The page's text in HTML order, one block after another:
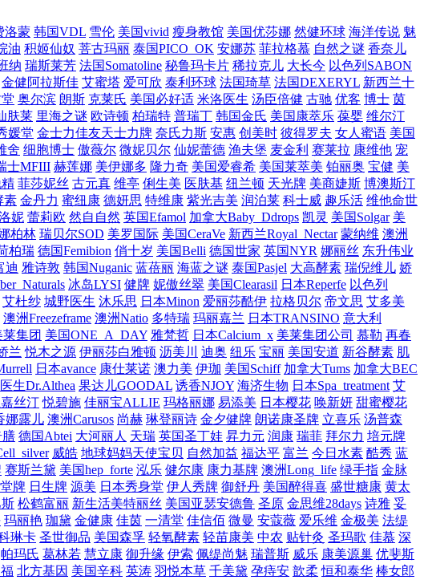
洛蒙 韩国VDL 雪伦 美国vivid 瘦身教馆 美国优莎娜 然健环球 海洋传说 魅
油 积姬仙奴 菩古玛丽 泰国PICO_OK 安娜苏 菲拉格慕 自然之谜 香奈儿
纳 瑞斯莱芳 法国Somatoline 秘鲁玛卡片 稀拉克儿 大长今 以色列SABON
金健阿拉斯佳 艾蜜塔 爱可欣 泰利环球 法国琦草 法国DEXERYL 新西兰十
奥尔滨 朗斯 克莱氏 美国必好适 米洛医生 汤臣倍健 古驰 优客 博士 茵
肤莱 里海之谜 欧诗顿 柏瑞特 普瑞丁 韩国金氏 美国康萃乐 葆婴 维尔汀
媛堂 金士力佳友天士力牌 奈氏力斯 安惠 创美时 彼得罗夫 女人蜜语 美国
舍 细胞博士 傲薇尔 微妮贝尔 仙妮蕾德 渔夫堡 麦金利 赛莱拉 康维他 宠
士MFIII 赫莲娜 美伊娜多 隆力奇 美国爱睿希 美国莱萃美 铂丽奥 宝健 美
菲莎妮丝 古元真 维亭 俐生美 医肤基 纽兰顿 天光牌 美商婕斯 博澳斯汀
素 金丹力 蜜纽康 德妍思 特维康 紫光吉美 润泊莱 科士威 趣乐活 维他命世
妮 蕾莉欧 然自自然 英国Efamol 加拿大Baby_Ddrops 凯灵 美国Solgar 美
柏林 瑞贝尔SOD 美罗国际 美国CeraVe 新西兰Royal_Nectar 蒙纳维 澳洲
柏瑞 德国Femibion 俏十岁 美国Belli 德国世家 英国NYR 娜丽丝 东升伟业
迪 雅诗敦 韩国Nuganic 蓝蓓丽 海蓝之谜 泰国Pasjel 大高酵素 瑞倪维儿 娇
冰岛LYSI 健牌 妮傲丝翠 美国Clearasil 日本Reperfe 以色列
艾杜纱 城野医生 沐乐思 日本Minon 爱丽莎酷伊 拉格贝尔 帝文思 艾多美
澳洲Freezeframe 澳洲Natio 多特瑞 玛丽嘉兰 日本TRANSINO 意大利
莱集团 美国ONE_A_DAY 雅梵哲 日本Calcium_x 美莱集团公司 慕勒 再春
兰 悦木之源 伊丽莎白雅顿 沥美川 迪奥 纽乐 宝丽 美国安道 新谷酵素 肌
日本avance 康仕莱诺 澳力美 伊珈 美国Schiff 加拿大Tums 加拿大BEC
生Dr.Althea 果达儿GOODAL 诱香NJOY 海济生物 日本Spa_treatment 艾
丝汀 悦碧施 佳丽宝ALLIE 玛格丽娜 易添美 日本樱花 唤新妍 甜蜜樱花
娜露儿 澳洲Carusos 尚赫 琳登丽诗 金夕健牌 朗诺康圣牌 立喜乐 汤普森
膳 德国Abtei 大河丽人 天瑞 英国圣丁娃 昇力元 润康 瑞菲 拜尔力 培元牌
威皓 地球妈妈天使宝贝 自然加益 福达平 富兰 今日水素 酷秀 蓝
赛斯兰黛 美国hep_forte 泓乐 健尔康 康力基牌 澳洲Long_life 绿手指 金脉
牌 日生牌 源美 日本秀身堂 伊人秀牌 御舒丹 美国醉得喜 盛世糖康 黄太
松鹤富丽 新生活美特丽丝 美国亚瑟安德鲁 圣原 金思维28days 诗雅 妥
玛丽艳 珈黛 金健康 佳茵 一清堂 佳信佰 微曼 安蔻薇 爱乐维 金极美 法缇
琳卡 圣世御品 美国森孚 轻氧酵素 轻苗康美 中农 贴针灸 圣玛歌 佳慕 深
帕玛氏 葛林若 慧立康 御升缘 伊索 佩缇尚魅 瑞普斯 威乐 康美源巢 优斐斯
北方基因 美国辛科 英涛 羽悦本草 千美黛 孕痔安 歆柔 恒和泰华 棒女郎